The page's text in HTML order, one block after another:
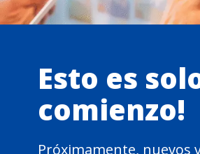
Esto es
comienzo!
Próximamente, nuevos